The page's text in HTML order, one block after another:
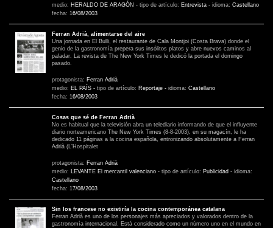
medio: HERALDO DE ARAGÓN - tipo de artículo: Entrevista - idioma: Castellano
fecha: 16/08/2003
Ferran Adrià, alimentarse del aire
Una jornada en El Bulli, el restaurante de Cala Montjoi (Costa Brava) donde el
genio de la gastronomía prepera sus insólitos platos y abre nuevos caminos al
paladar. La revista de The New York Times le dedicó la portada el domingo
pasado.
protagonista: Ferran Adrià
medio: EL PAÍS - tipo de artículo: Reportaje - idioma: Castellano
fecha: 16/08/2003
Cosas que sé de Ferran Adrià
No es habitual que la televisión abra un telediario informando de que el influyente
diario norteamericano The New York Times (8-8-2003), en su magacín, le ha
dedicado 11 páginas a la cocina española, entronizando absolutamente a Ferran
Adrià (L’Hospitalet
protagonista: Ferran Adrià
medio: LEVANTE El mercantil valenciano - tipo de artículo: Publicidad - idioma:
Castellano
fecha: 17/08/2003
Sin los francese no existiría la cocina contemporánea catalana
Ferran Adrià es uno de los personajes más apreciados y valorados dentro de la
gastronomía internacional. Está considerado como un número uno en el mundo en